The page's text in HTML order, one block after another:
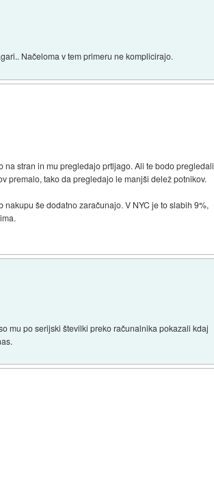
Načeloma v tem primeru ne komplicirajo.
stran in mu pregledajo prtljago. Ali te bodo pregledali
premalo, tako da pregledajo le manjši delež potnikov.
še dodatno zaračunajo. V NYC je to slabih 9%,
mu po serijski številki preko računalnika pokazali kdaj